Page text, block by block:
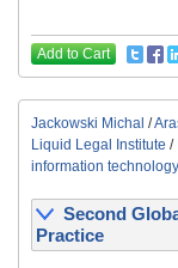
Add to Cart
Jackowski Michal /
Liquid Legal Institute /
information
Second
Practice